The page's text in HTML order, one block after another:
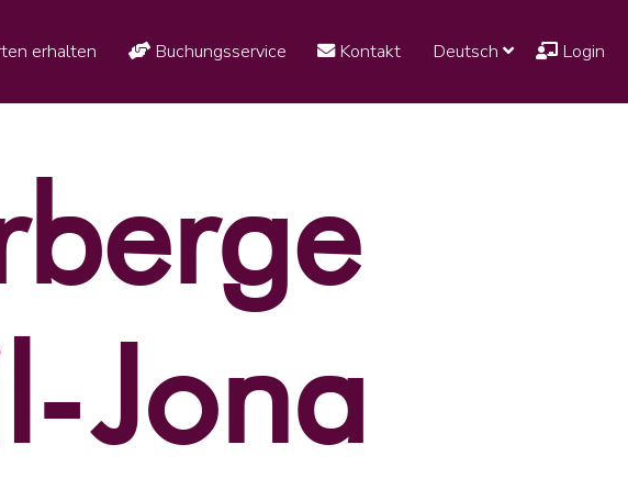
erhalten Buchungsservice Kontakt Deutsch Login
Jona